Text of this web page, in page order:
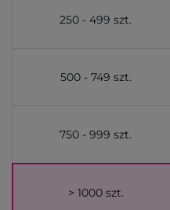
250 - 499 szt.
500 - 749 szt.
750 - 999 szt.
> 1000 szt.